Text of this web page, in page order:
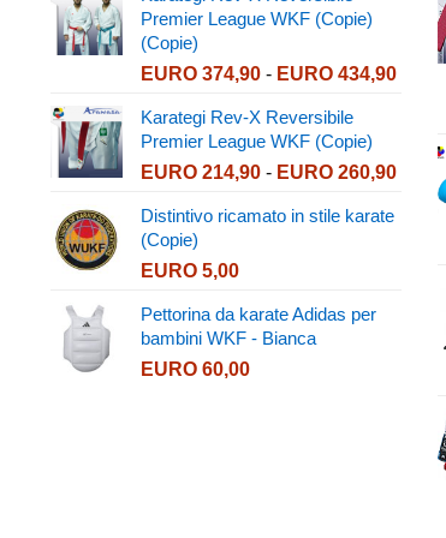
a
Premier League WKF (Copie)
(Copie)
EURO374,90 - EURO434,90Fascia
Karategi Rev-X Reversibile
Premier League WKF (Copie)
EURO214,90 - EURO260,90
Distintivo ricamato in stile karate
(Copie)
EURO5,00
Pettorina da karate Adidas per
bambini WKF - Bianca
EURO60,00